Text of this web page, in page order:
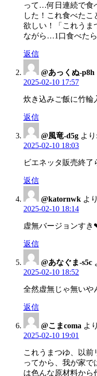
って…何日連続で食
した！これ食べた
欲しい！「これうま
ながら…1口食べた
返信
@あっくぬ-p8h
2025-02-10 17:57
炊き込みご飯に竹輪
返信
@風竜-d5g より:
2025-02-10 18:03
ビエネッタ販売終了
返信
@katornwk よ
2025-02-10 18:14
虚無バージョンす
返信
@あなぐま-s5c
2025-02-10 18:52
全然虚無じゃ無い
返信
@こまcoma よ
2025-02-10 19:01
これうまつゆ、以前
ってから、我が家で
は色んな原材料から